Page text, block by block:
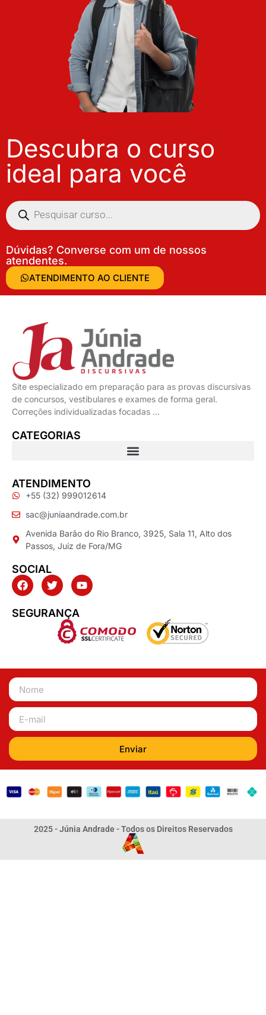
Descubra o curso
ideal para você
Dúvidas? Converse com um de nossos
atendentes.
ATENDIMENTO AO CLIENTE
Site especializado em preparação para as provas discursivas
de concursos, vestibulares e exames de forma geral.
Correções individualizadas focadas …
CATEGORIAS
ATENDIMENTO
+55 (32) 999012614
sac@juniaandrade.com.br
Avenida Barão do Rio Branco, 3925, Sala 11, Alto dos
Passos, Juiz de Fora/MG
SOCIAL
SEGURANÇA
Enviar
2025 - Júnia Andrade - Todos os Direitos Reservados